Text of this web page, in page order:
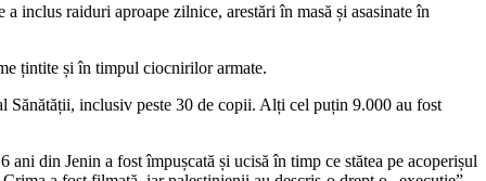
inclus raiduri aproape zilnice, arestări în masă și asasinate în
țintite și în timpul ciocnirilor armate.
inclusiv peste 30 de copii. Alți cel puțin 9.000 au fost
din Jenin a fost împușcată și ucisă în timp ce stătea pe acoperișul